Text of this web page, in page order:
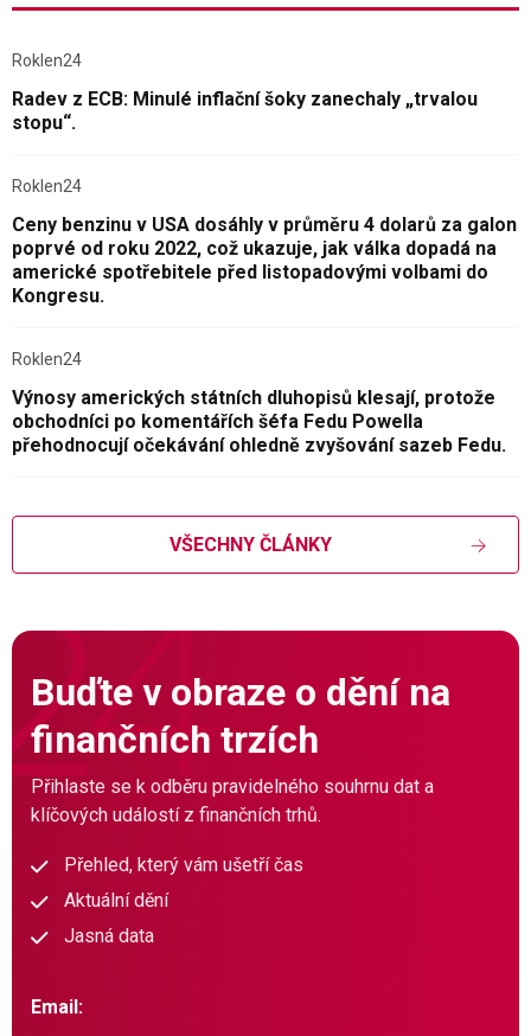
Roklen24
Radev z ECB: Minulé inflační šoky zanechaly „trvalou
stopu“.
Roklen24
Ceny benzinu v USA dosáhly v průměru 4 dolarů za galon
poprvé od roku 2022, což ukazuje, jak válka dopadá na
americké spotřebitele před listopadovými volbami do
Kongresu.
Roklen24
Výnosy amerických státních dluhopisů klesají, protože
obchodníci po komentářích šéfa Fedu Powella
přehodnocují očekávání ohledně zvyšování sazeb Fedu.
VŠECHNY ČLÁNKY
Buďte v obraze o dění na
finančních trzích
Přihlaste se k odběru pravidelného souhrnu dat a
klíčových událostí z finančních trhů.
Přehled, který vám ušetří čas
Aktuální dění
Jasná data
Email: